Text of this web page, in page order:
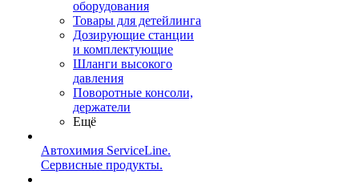
оборудования
Товары для детейлинга
Дозирующие станции
и комплектующие
Шланги высокого
давления
Поворотные консоли,
держатели
Ещё
Автохимия ServiceLine.
Сервисные продукты.